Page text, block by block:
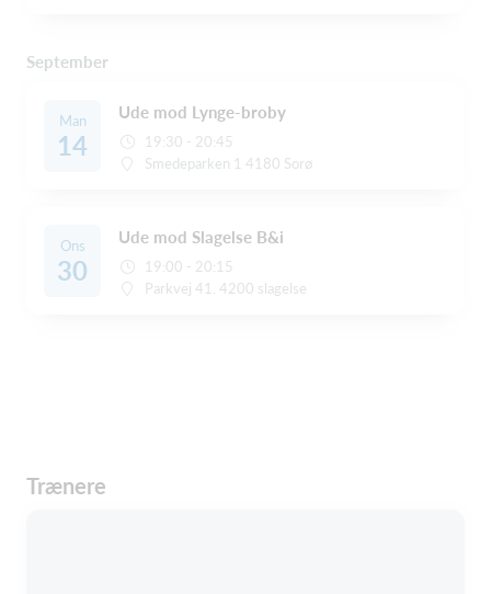
September
Man
14
Ude mod Lynge-broby
19:30 - 20:45
Smedeparken 1 4180 Sorø
Ons
30
Ude mod Slagelse B&i
19:00 - 20:15
Parkvej 41. 4200 slagelse
Trænere